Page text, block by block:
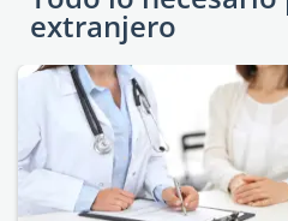
extranjero